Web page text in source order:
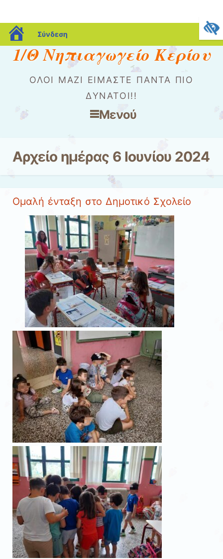
blogs.sch.gr
Σύνδεση
1/Θ Νηπιαγωγείο Κερίου
ΌΛΟΙ ΜΑΖΊ ΕΊΜΑΣΤΕ ΠΆΝΤΑ ΠΙΟ
ΔΥΝΑΤΟΊ!!
Μενού
Αρχείο ημέρας 6 Ιουνίου 2024
Ομαλή ένταξη στο Δημοτικό Σχολείο